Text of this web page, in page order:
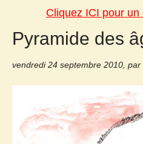
Cliquez ICI pour
Pyramide des
vendredi 24 septembre 2010, par